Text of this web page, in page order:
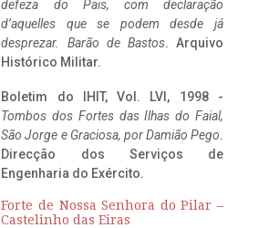
defeza do Pais, com declaração
d’aquelles que se podem desde já
desprezar. Barão de Bastos. Arquivo
Histórico Militar.
Boletim do IHIT, Vol. LVI, 1998 -
Tombos dos Fortes das Ilhas do Faial,
São Jorge e Graciosa, por Damião Pego.
Direcção dos Serviços de
Engenharia do Exército.
Forte de Nossa Senhora do Pilar –
Castelinho das Eiras